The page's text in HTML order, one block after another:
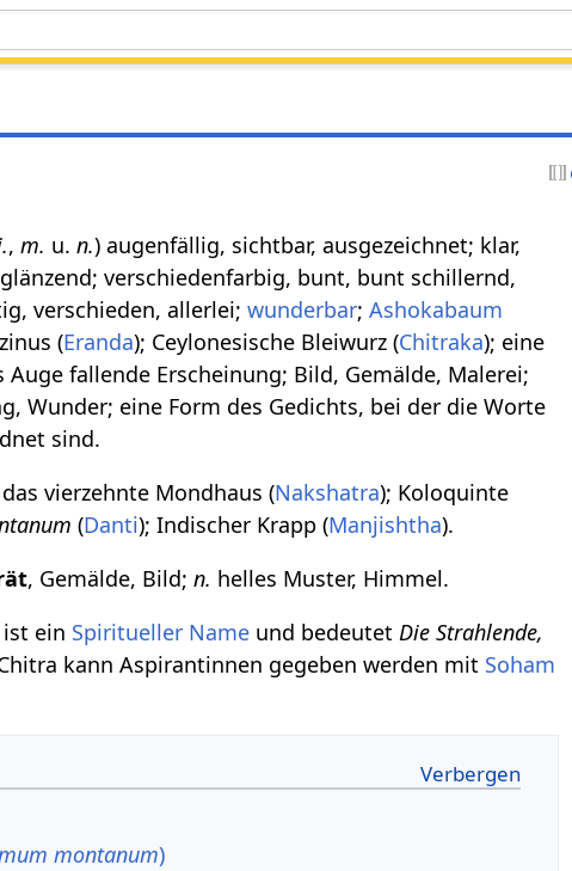
,m. u.n.) augenfällig, sichtbar, ausgezeichnet; klar,
verschiedenfarbig, bunt, bunt schillernd,
verschieden, allerlei;wunderbar;Ashokabaum
(Eranda); Ceylonesische Bleiwurz (Chitraka); eine
fallende Erscheinung; Bild, Gemälde, Malerei;
Wunder; eine Form des Gedichts, bei der die Worte
sind.
vierzehnte Mondhaus (Nakshatra); Koloquinte
(Danti); Indischer Krapp (Manjishtha).
, Gemälde, Bild;n. helles Muster, Himmel.
ist ein Spiritueller Name und bedeutet Die Strahlende,
kann Aspirantinnen gegeben werden mit Soham
montanum)